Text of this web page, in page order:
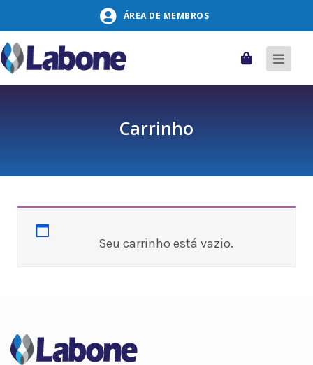
conteúdo
ÁREA DE MEMBROS
Carrinho
Carrinho
Seu carrinho está vazio.